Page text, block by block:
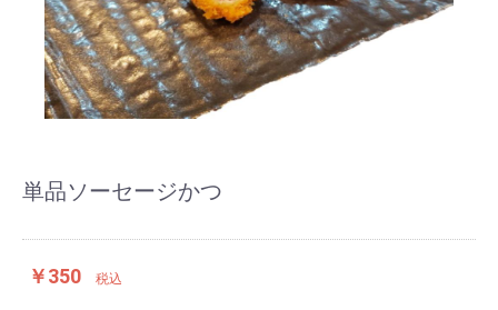
単品ソーセージかつ
￥350 税込